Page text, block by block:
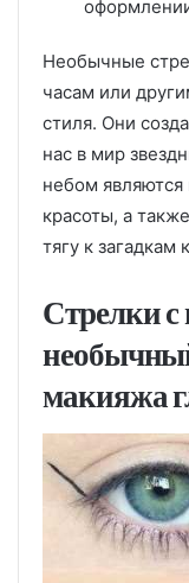
Необычные
часам или
стиля. Они
нас в мир
небом
красоты, а
тягу к загадкам
Стрелки
макияжа